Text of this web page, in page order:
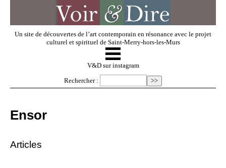
Un site de découvertes de l’art contemporain en résonance avec le projet
culturel et spirituel de Saint-Merry-hors-les-Murs
V & D
☰
V&D sur instagram
Rechercher :
Ensor
Articles